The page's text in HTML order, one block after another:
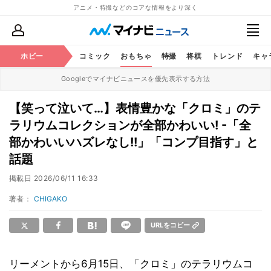
アニメ・特撮などのコアな情報をより深く
ホビー
アニメ コミック おもちゃ 特撮 将棋 トレンド キャ
Googleでマイナビニュースを優先表示する方法
【笑って泣いて…】表情豊かな「クロミ」のテ
ラリウムコレクションが全部かわいい! -「全
部かわいいハズレなし!!」「コンプ目指す」と
話題
掲載日 2026/06/11 16:33
著者： CHIGAKO
URLをコピー
リーメントから6月15日、「クロミ」のテラリウムコ